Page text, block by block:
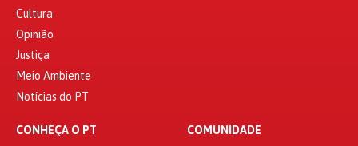
Cultura
Opinião
Justiça
Meio Ambiente
Notícias do PT
CONHEÇA O PT COMUNIDADE